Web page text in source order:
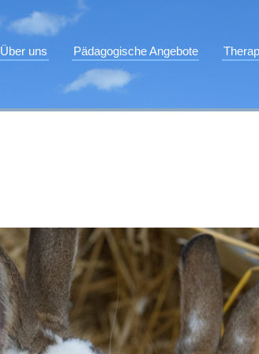
Über uns
Leitungsteam
Stellenangebote
Pädagogische Angebote
Intensiv
Intensiv Plus
Tagesgruppen
Ambulante Hilfen
Erziehungsstellen
Elternwohnung